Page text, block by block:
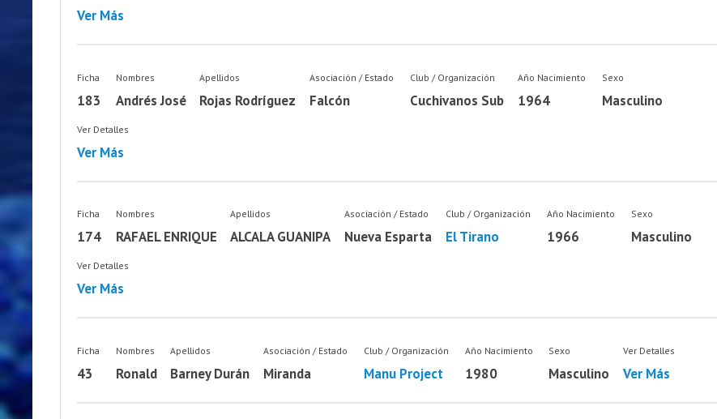
Ver Más
Ficha
183
Nombres
Andrés José
Apellidos
Rojas Rodríguez
Asociación / Estado
Falcón
Club / Organización
Cuchivanos Sub
Año Nacimiento
1964
Sexo
Masculino
Ver Detalles
Ver Más
Ficha
174
Nombres
RAFAEL ENRIQUE
Apellidos
ALCALA GUANIPA
Asociación / Estado
Nueva Esparta
Club / Organización
El Tirano
Año Nacimiento
1966
Sexo
Masculino
Ver Detalles
Ver Más
Ficha
43
Nombres
Ronald
Apellidos
Barney Durán
Asociación / Estado
Miranda
Club / Organización
Manu Project
Año Nacimiento
1980
Sexo
Masculino
Ver Detalles
Ver Más